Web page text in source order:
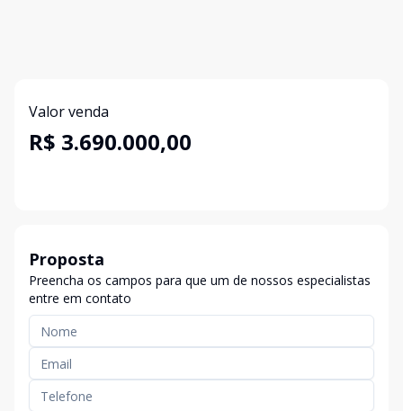
Valor venda
R$ 3.690.000,00
Proposta
Preencha os campos para que um de nossos especialistas
entre em contato